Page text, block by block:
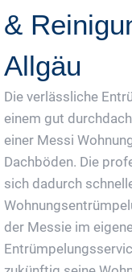
&
Allgäu
Die verlässliche
einem gut
einer Messi
Dachböden. Die
sich dadurch
der Messie im